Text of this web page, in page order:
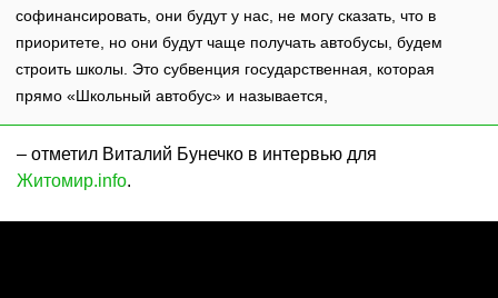
софинансировать, они будут у нас, не могу сказать, что в
приоритете, но они будут чаще получать автобусы, будем
строить школы. Это субвенция государственная, которая
прямо «Школьный автобус» и называется,
– отметил Виталий Бунечко в интервью для
Житомир.info.